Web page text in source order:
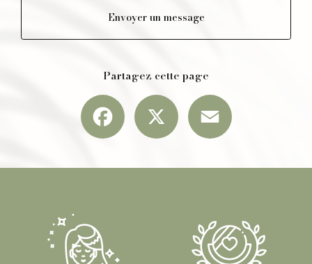
Envoyer un message
Partagez cette page
Facebook